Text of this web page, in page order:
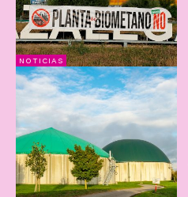
NOTICIAS